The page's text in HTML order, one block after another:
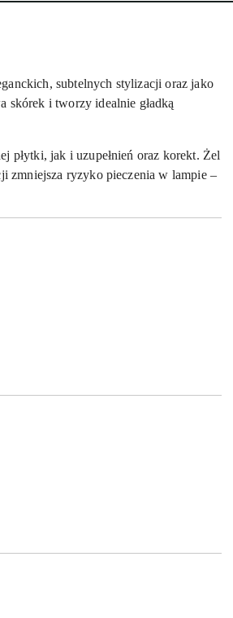
subtelnych stylizacji oraz jako
skórek i tworzy idealnie gładką
płytki, jak i uzupełnień oraz korekt. Żel
zmniejsza ryzyko pieczenia w lampie –